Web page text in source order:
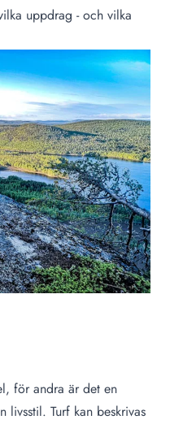
uppdrag - och vilka
för andra är det en
Turf kan beskrivas